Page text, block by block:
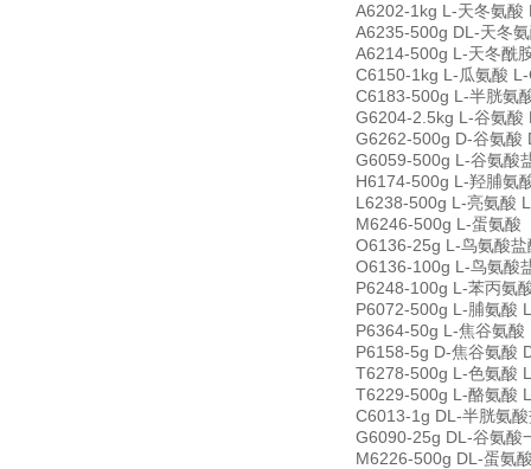
A6202-1kg L-天冬氨酸
A6235-500g DL-天冬
A6214-500g L-天冬酰
C6150-1kg L-瓜氨酸
C6183-500g L-半胱氨
G6204-2.5kg L-谷氨酸
G6262-500g D-谷氨酸
G6059-500g L-谷氨酸
H6174-500g L-羟脯氨
L6238-500g L-亮氨酸
M6246-500g L-蛋氨酸
O6136-25g L-鸟氨酸
O6136-100g L-鸟氨酸
P6248-100g L-苯丙氨
P6072-500g L-脯氨酸
P6364-50g L-焦谷氨
P6158-5g D-焦谷氨酸
T6278-500g L-色氨酸
T6229-500g L-酪氨酸
C6013-1g DL-半胱氨
G6090-25g DL-谷氨酸
M6226-500g DL-蛋氨